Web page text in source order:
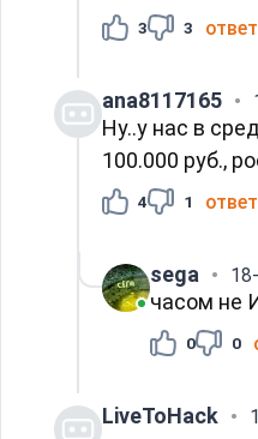
3 3
ana8117165
Ну..у нас в
100.000 руб.,
4 1
sega
часом не
0 0
LiveToHack